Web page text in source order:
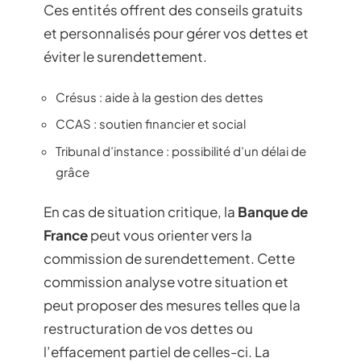
Ces entités offrent des conseils gratuits
et personnalisés pour gérer vos dettes et
éviter le surendettement.
Crésus : aide à la gestion des dettes
CCAS : soutien financier et social
Tribunal d’instance : possibilité d’un délai de
grâce
En cas de situation critique, la Banque de
Francepeut vous orienter vers la
commission de surendettement. Cette
commission analyse votre situation et
peut proposer des mesures telles que la
restructuration de vos dettes ou
l’effacement partiel de celles-ci. La